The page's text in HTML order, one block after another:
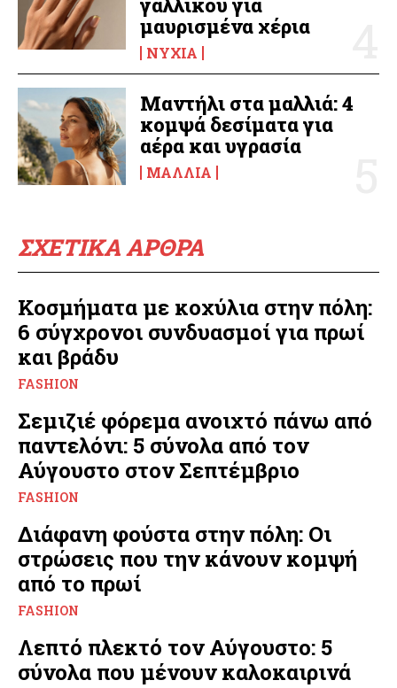
γαλλικού για
μαυρισμένα χέρια
ΝΎΧΙΑ
Μαντήλι στα μαλλιά: 4
κομψά δεσίματα για
αέρα και υγρασία
ΜΑΛΛΙΆ
ΣΧΕΤΙΚΑ ΑΡΘΡΑ
Κοσμήματα με κοχύλια στην πόλη:
6 σύγχρονοι συνδυασμοί για πρωί
και βράδυ
FASHION
Σεμιζιέ φόρεμα ανοιχτό πάνω από
παντελόνι: 5 σύνολα από τον
Αύγουστο στον Σεπτέμβριο
FASHION
Διάφανη φούστα στην πόλη: Οι
στρώσεις που την κάνουν κομψή
από το πρωί
FASHION
Λεπτό πλεκτό τον Αύγουστο: 5
σύνολα που μένουν καλοκαιρινά